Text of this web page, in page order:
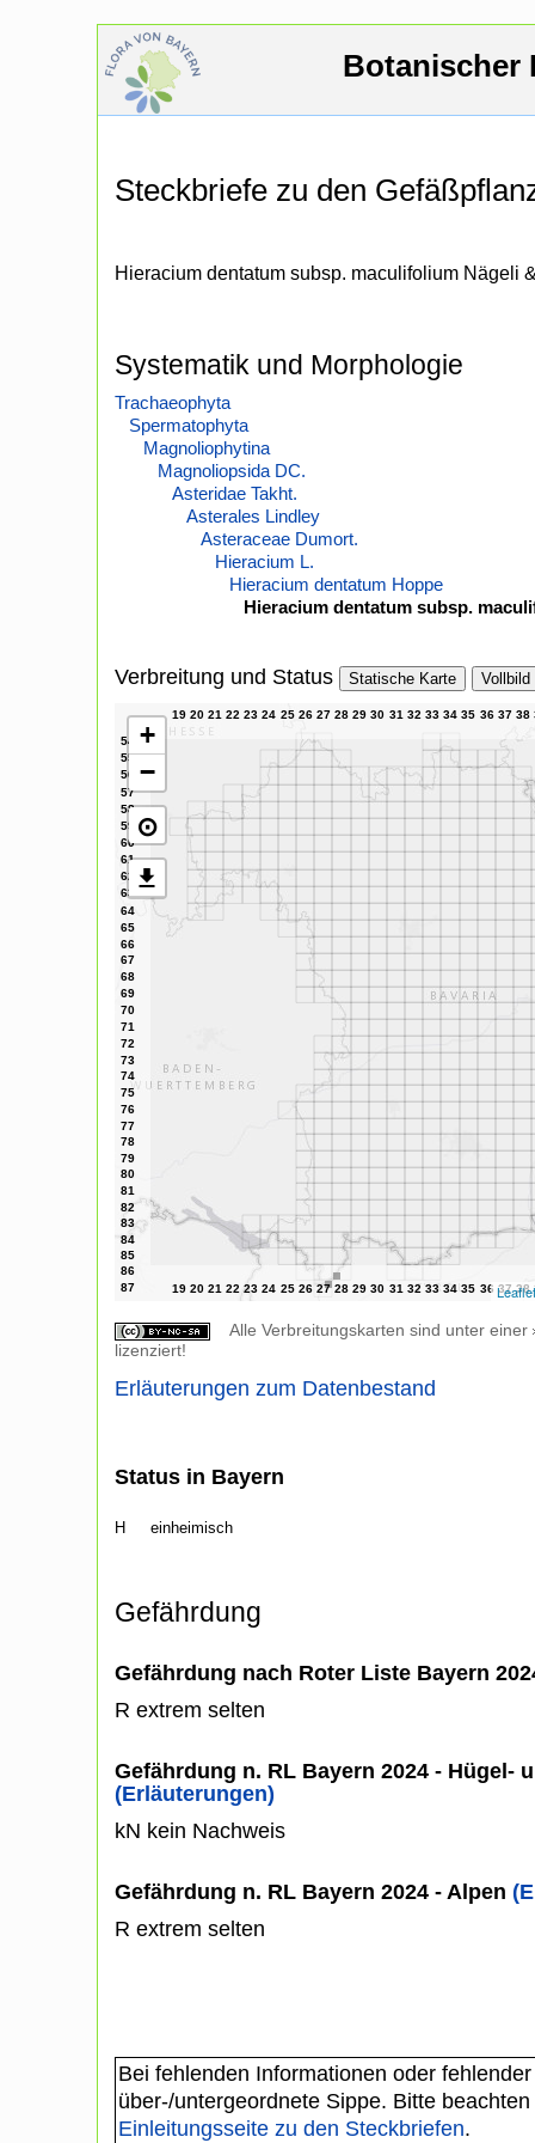
Botanischer
Steckbriefe zu den
Hieracium dentatum subsp. maculifolium Nägeli
Systematik und Morphologie
Trachaeophyta
Spermatophyta
Magnoliophytina
Magnoliopsida DC.
Asteridae Takht.
Asterales Lindley
Asteraceae Dumort.
Hieracium L.
Hieracium dentatum Hoppe
Hieracium dentatum subsp.
Verbreitung und Status Statische Karte Vollbild
+
−
⊙
Leaflet
Alle Verbreitungskarten sind unter einer
lizenziert!
Erläuterungen zum Datenbestand
Status in Bayern
H einheimisch
Gefährdung
Gefährdung nach Roter Liste Bayern
R extrem selten
Gefährdung n. RL Bayern 2024 - Hügel-
(Erläuterungen)
kN kein Nachweis
Gefährdung n. RL Bayern 2024 - Alpen
R extrem selten
Bei fehlenden Informationen oder
über-/untergeordnete Sippe. Bitte
Einleitungsseite zu den Steckbriefen.